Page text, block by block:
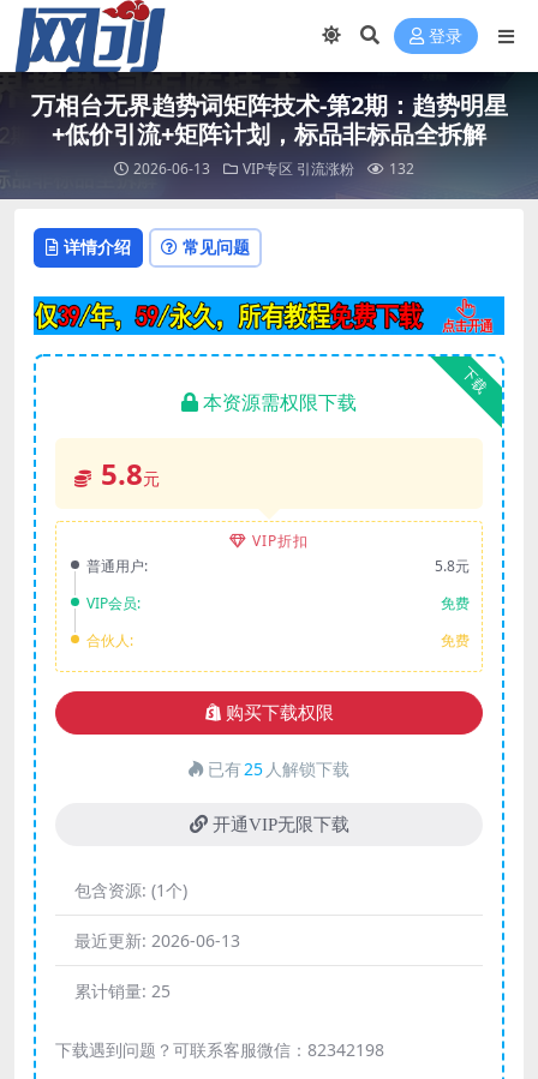
登录
万相台无界趋势词矩阵技术-第2期：趋势明星
+低价引流+矩阵计划，标品非标品全拆解
2026-06-13 VIP专区 引流涨粉 132
详情介绍 常见问题
下载
本资源需权限下载
5.8元
VIP折扣
普通用户:
5.8元
VIP会员:
免费
合伙人:
免费
购买下载权限
已有25 人解锁下载
开通VIP无限下载
包含资源: (1个)
最近更新: 2026-06-13
累计销量: 25
下载遇到问题？可联系客服微信：82342198